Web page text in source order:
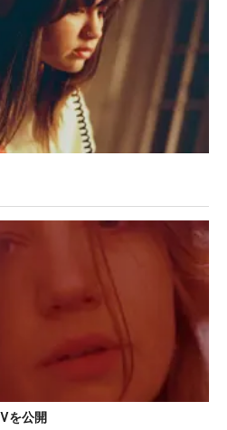
を公開